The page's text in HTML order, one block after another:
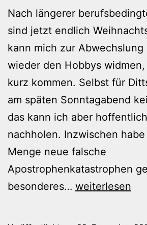
Nach längerer
sind jetzt endlich
kann mich zur Abwechslung
wieder den Hobbys
kurz kommen. Selbst für
am späten Sonntagabend
das kann ich aber
nachholen. Inzwischen
Menge neue falsche
Apostrophenkatastrophen
besonderes… Richtig
weiterlesen